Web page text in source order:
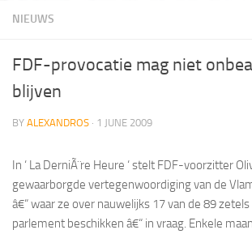
NIEUWS
FDF-provocatie mag niet
blijven
BY ALEXANDROS · 1 JUNE 2009
In ‘ La DerniÃ¨re Heure ‘ stelt FDF-voorzitter
gewaarborgde vertegenwoordiging van de
â€“ waar ze over nauwelijks 17 van de 89
parlement beschikken â€“ in vraag. Enkele